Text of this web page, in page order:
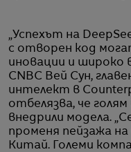
„Успехът на
с отворен код
иновации и широко
CNBC Вей Сун,
интелект в
отбелязва, че
внедрили модела.
променя пейзажа
Китай. Големи